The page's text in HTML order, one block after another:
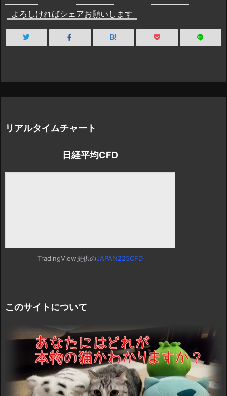
よろしければシェアお願いします
B!
リアルタイムチャート
日経平均CFD
TradingView提供のJAPAN225CFD
このサイトについて